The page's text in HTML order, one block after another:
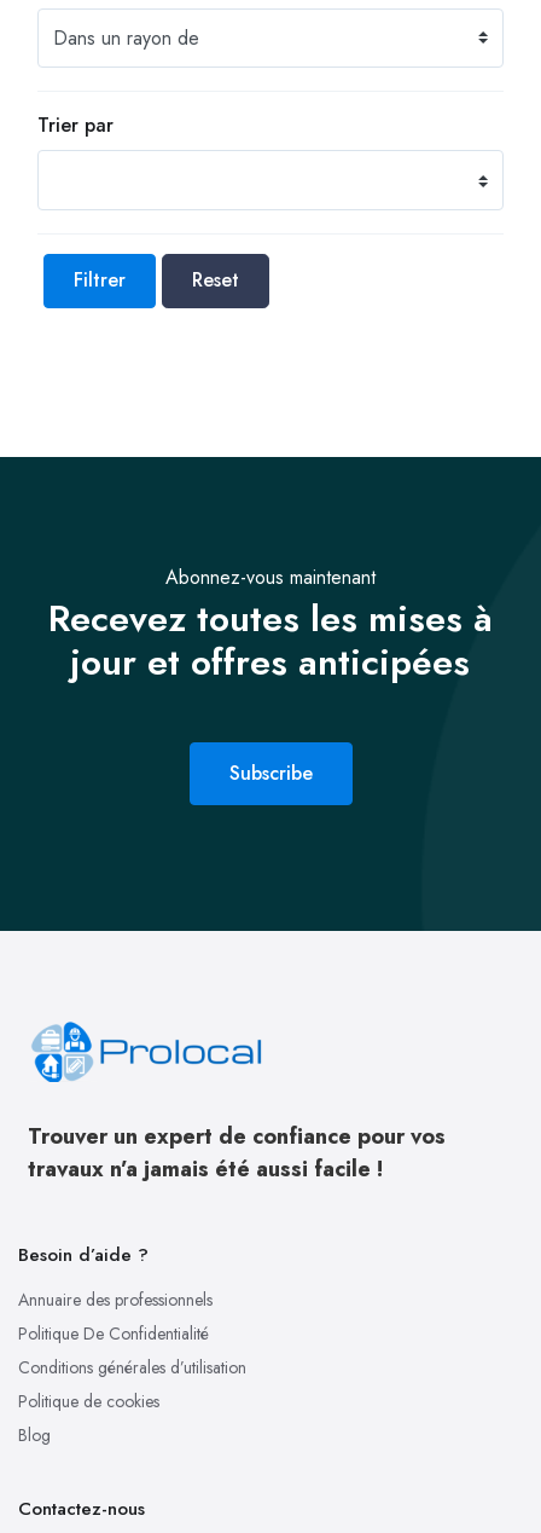
Trier par
Filtrer Reset
Abonnez-vous maintenant
Recevez toutes les mises à
jour et offres anticipées
Subscribe
Trouver un expert de confiance pour vos
travaux n’a jamais été aussi facile !
Besoin d’aide ?
Annuaire des professionnels
Politique De Confidentialité
Conditions générales d’utilisation
Politique de cookies
Blog
Contactez-nous